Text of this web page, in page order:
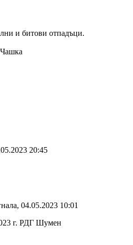
и битови отпадъци.
20:45
, 04.05.2023 10:01
г. РДГ Шумен